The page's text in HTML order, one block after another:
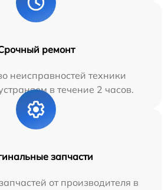
ремонт
неисправностей техники
в течение 2 часов.
запчасти
от производителя в